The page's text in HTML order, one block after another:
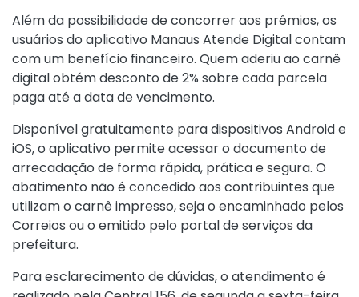
Além da possibilidade de concorrer aos prêmios, os
usuários do aplicativo Manaus Atende Digital contam
com um benefício financeiro. Quem aderiu ao carnê
digital obtém desconto de 2% sobre cada parcela
paga até a data de vencimento.
Disponível gratuitamente para dispositivos Android e
iOS, o aplicativo permite acessar o documento de
arrecadação de forma rápida, prática e segura. O
abatimento não é concedido aos contribuintes que
utilizam o carnê impresso, seja o encaminhado pelos
Correios ou o emitido pelo portal de serviços da
prefeitura.
Para esclarecimento de dúvidas, o atendimento é